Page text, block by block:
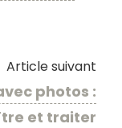
Article suivant
photos :
et traiter